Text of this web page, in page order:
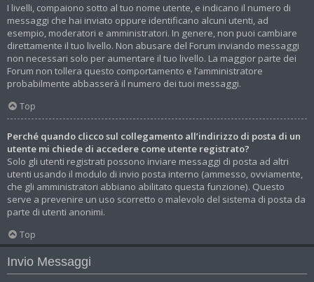
I livelli, compaiono sotto al tuo nome utente, e indicano il numero di
messaggi che hai inviato oppure identificano alcuni utenti, ad
esempio, moderatori e amministratori. In genere, non puoi cambiare
direttamente il tuo livello. Non abusare del Forum inviando messaggi
non necessari solo per aumentare il tuo livello. La maggior parte dei
Forum non tollera questo comportamento e l’amministratore
probabilmente abbasserà il numero dei tuoi messaggi.
Top
Perché quando clicco sul collegamento all’indirizzo di posta di un
utente mi chiede di accedere come utente registrato?
Solo gli utenti registrati possono inviare messaggi di posta ad altri
utenti usando il modulo di invio posta interno (ammesso, ovviamente,
che gli amministratori abbiano abilitato questa funzione). Questo
serve a prevenire un uso scorretto o malevolo del sistema di posta da
parte di utenti anonimi.
Top
Invio Messaggi